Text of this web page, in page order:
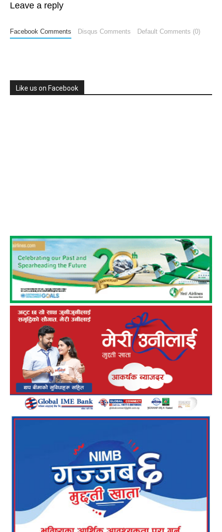
Leave a reply
Facebook Comments Disqus Comments Default Comments (0)
Like us on Facebook